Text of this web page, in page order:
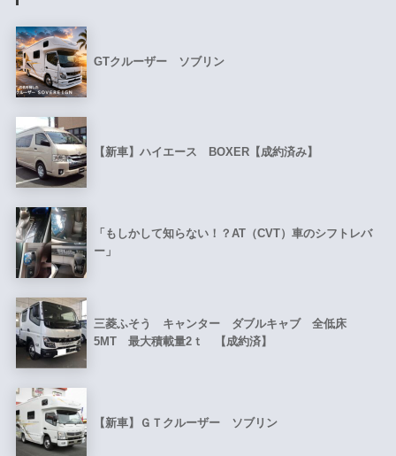
GTクルーザー ソブリン
【新車】ハイエース BOXER【成約済み】
「もしかして知らない！？AT（CVT）車のシフトレバ
ー」
三菱ふそう キャンター ダブルキャブ 全低床
5MT 最大積載量2ｔ 【成約済】
【新車】ＧＴクルーザー ソブリン